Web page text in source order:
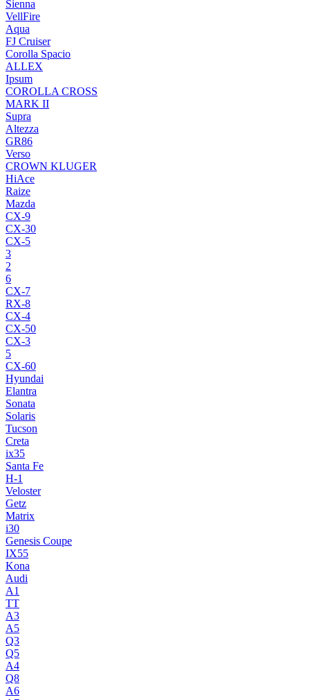
Sienna
VellFire
Aqua
FJ Cruiser
Corolla Spacio
ALLEX
Ipsum
COROLLA CROSS
MARK II
Supra
Altezza
GR86
Verso
CROWN KLUGER
HiAce
Raize
Mazda
CX-9
CX-30
CX-5
3
2
6
CX-7
RX-8
CX-4
CX-50
CX-3
5
CX-60
Hyundai
Elantra
Sonata
Solaris
Tucson
Creta
ix35
Santa Fe
H-1
Veloster
Getz
Matrix
i30
Genesis Coupe
IX55
Kona
Audi
A1
TT
A3
A5
Q3
Q5
A4
Q8
A6